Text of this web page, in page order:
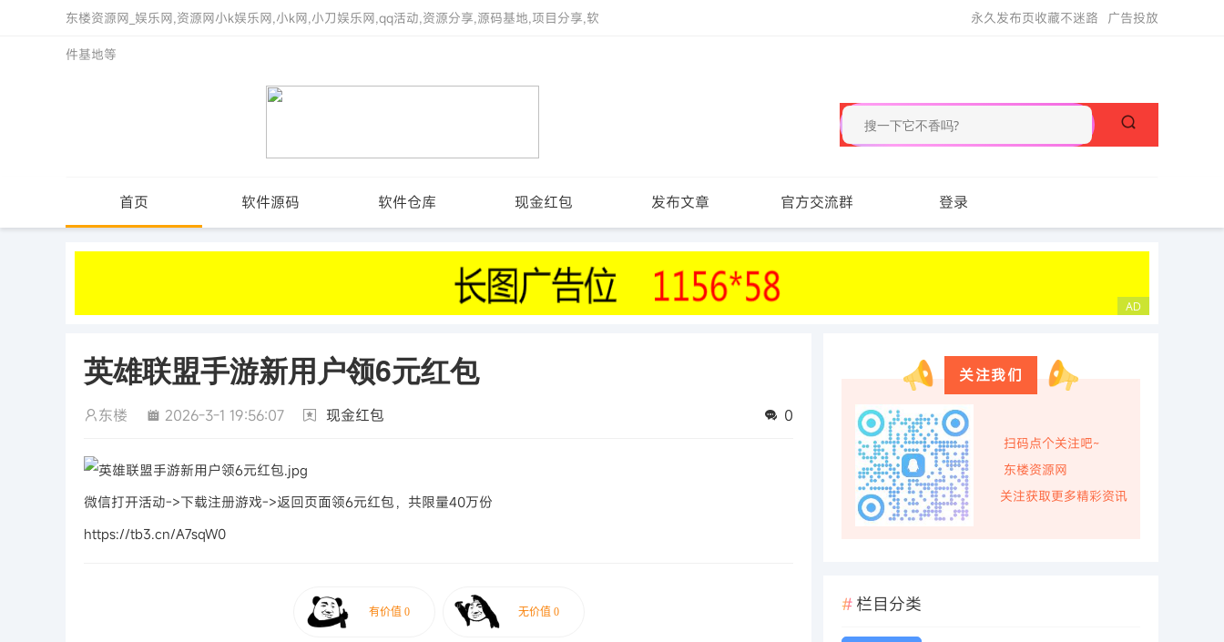
东楼资源网_娱乐网,资源网小k娱乐网,小k网,小刀娱乐网,qq活动,资源分享,源码基地,项目分享,软
件基地等
广告投放
永久发布页收藏不迷路
首页 软件源码 软件仓库 现金红包 发布文章 官方交流群 登录
英雄联盟手游新用户领6元红包
东楼 2026-3-1 19:56:07 现金红包 0
微信打开活动->下载注册游戏->返回页面领6元红包，共限量40万份
https://tb3.cn/A7sqW0
关注我们
扫码点个关注吧~
东楼资源网
关注获取更多精彩资讯
栏目分类